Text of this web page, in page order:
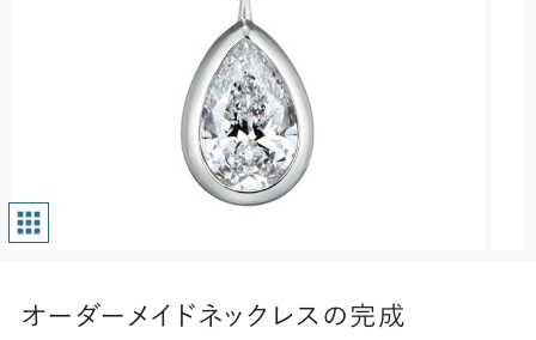
オーダーメイドネックレスの完成